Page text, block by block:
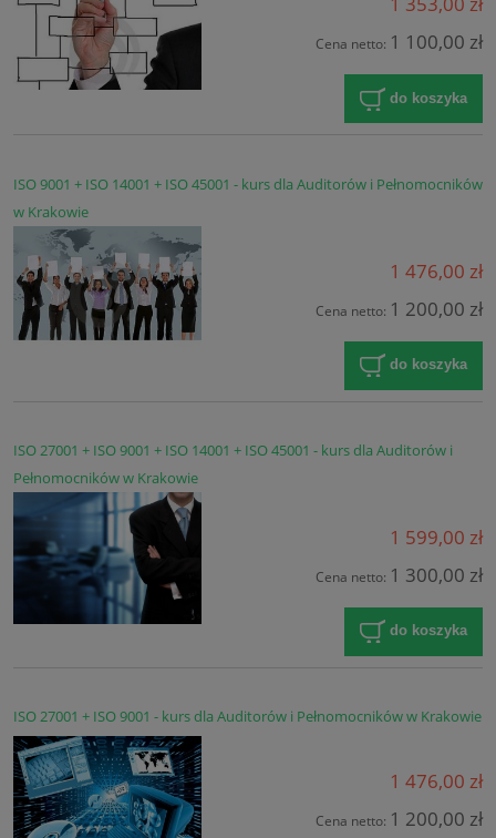
Cena netto: 1 100,00 zł
do koszyka
ISO 9001 + ISO 14001 + ISO 45001 - kurs dla Auditorów i Pełnomocników
w Krakowie
1 476,00 zł
Cena netto: 1 200,00 zł
do koszyka
ISO 27001 + ISO 9001 + ISO 14001 + ISO 45001 - kurs dla Auditorów i
Pełnomocników w Krakowie
1 599,00 zł
Cena netto: 1 300,00 zł
do koszyka
ISO 27001 + ISO 9001 - kurs dla Auditorów i Pełnomocników w Krakowie
1 476,00 zł
Cena netto: 1 200,00 zł